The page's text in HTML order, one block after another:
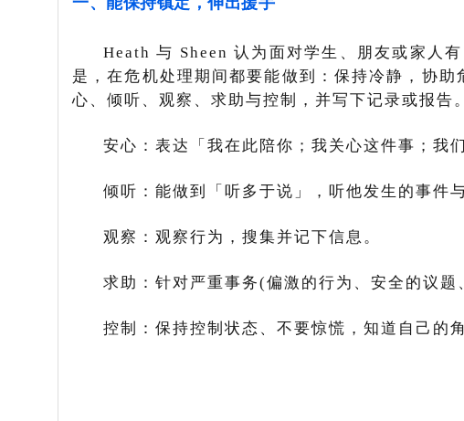
Heath与 Sheen认为面对学生、朋友或家人
是，在危机处理期间都要能做到：保持冷静，协
心、倾听、观察、求助与控制，并写下记录或报告。
安心：表达「我在此陪你；我关心这件事；我
倾听：能做到「听多于说」，听他发生的事件与
观察：观察行为，搜集并记下信息。
求助：针对严重事务(偏激的行为、安全的议题
控制：保持控制状态、不要惊慌，知道自己的